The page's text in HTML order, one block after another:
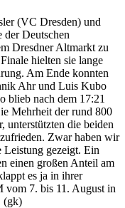
(VC Dresden) und
Deutschen
Dresdner Altmarkt zu
hielten sie lange
Am Ende konnten
Ahr und Luis Kubo
blieb nach dem 17:21
Mehrheit der rund 800
unterstützten die beiden
Zwar haben wir
Leistung gezeigt. Ein
einen großen Anteil am
es ja in ihrer
vom 7. bis 11. August in
(gk)